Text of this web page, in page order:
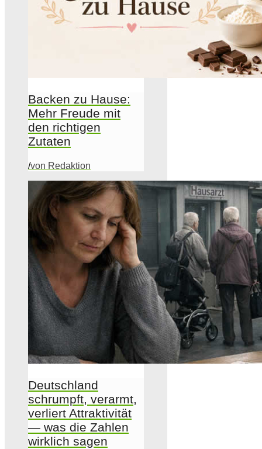
Backen zu Hause:
Mehr Freude mit
den richtigen
Zutaten
/von Redaktion
Deutschland
schrumpft, verarmt,
verliert Attraktivität
— was die Zahlen
wirklich sagen